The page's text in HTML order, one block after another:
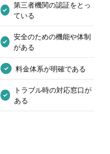
✓
第三者機関の認証をとっ
ている
✓
安全のための機能や体制
がある
✓ 料金体系が明確である
✓
トラブル時の対応窓口が
ある